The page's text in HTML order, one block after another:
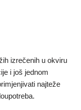
izrečenih u okviru
i još jednom
najteže